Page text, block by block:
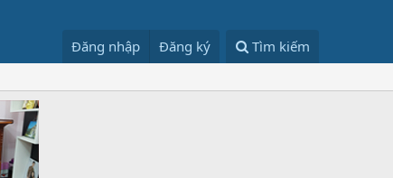
Đăng nhập Đăng ký Tìm kiếm